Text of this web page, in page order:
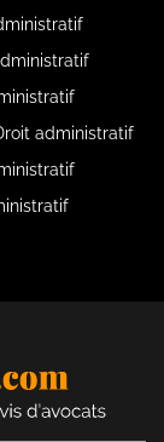
administratif